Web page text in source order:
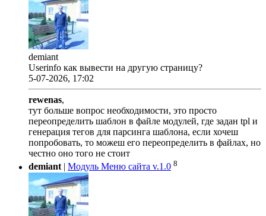
demiant
Userinfo как вывести на другую страницу?
5-07-2026, 17:02
rewenas,
тут больше вопрос необходимости, это просто
переопределить шаблон в файле модулей, где задан tpl и
генерация тегов для парсинга шаблона, если хочеш
попробовать, то можеш его переопределить в файлах, но
честно оно того не стоит
demiant| Модуль Меню сайта v.1.0 8